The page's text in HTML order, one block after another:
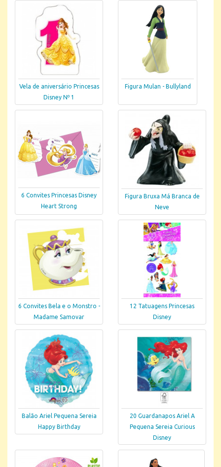
Vela de aniversário Princesas
Disney Nº 1
Figura Mulan - Bullyland
6 Convites Princesas Disney
Heart Strong
Figura Bruxa Má Branca de
Neve
6 Convites Bela e o Monstro -
Madame Samovar
12 Tatuagens Princesas
Disney
Balão Ariel Pequena Sereia
Happy Birthday
20 Guardanapos Ariel A
Pequena Sereia Curious
Disney